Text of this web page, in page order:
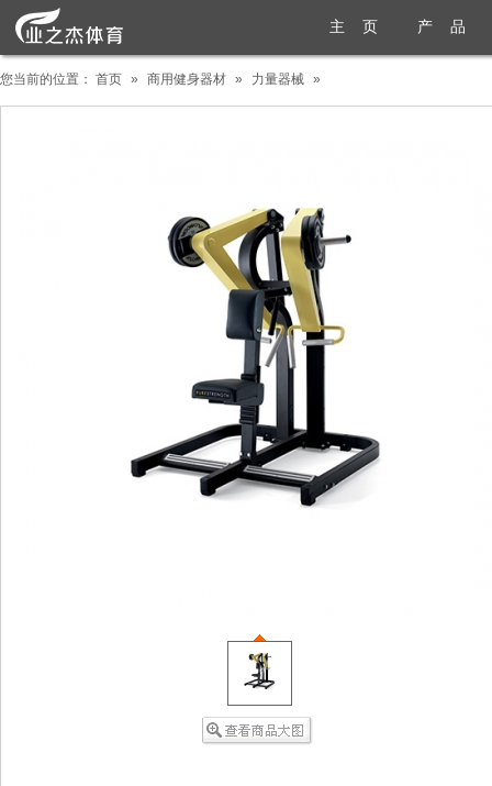
主 页 产 品
您当前的位置： 首页 » 商用健身器材 » 力量器械 »